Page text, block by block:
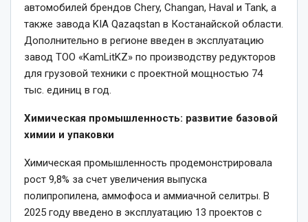
автомобилей брендов Chery, Changan, Haval и Tank, а
также завода KIA Qazaqstan в Костанайской области.
Дополнительно в регионе введен в эксплуатацию
завод ТОО «KamLitKZ» по производству редукторов
для грузовой техники с проектной мощностью 74
тыс. единиц в год.
Химическая промышленность: развитие базовой
химии и упаковки
Химическая промышленность продемонстрировала
рост 9,8% за счет увеличения выпуска
полипропилена, аммофоса и аммиачной селитры. В
2025 году введено в эксплуатацию 13 проектов с